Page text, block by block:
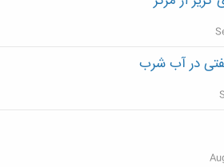
نفتی در آب شرب